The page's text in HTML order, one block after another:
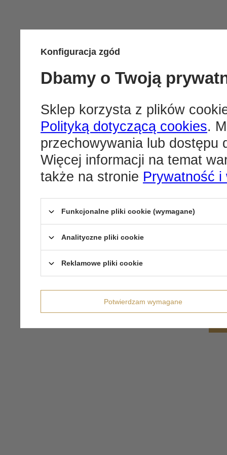
Konfiguracja zgód
Dbamy o Twoją
Sklep korzysta z plików
Polityką dotyczącą cookies.
przechowywania lub dostępu
Więcej informacji na temat
także na stronie Prywatność i
Funkcjonalne pliki cookie (wymagane)
Analityczne pliki cookie
Reklamowe pliki cookie
Potwierdzam wymagane